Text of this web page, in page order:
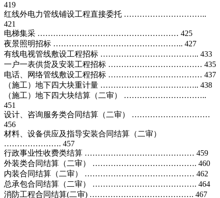
419
红线外电力管线铺设工程直接委托 …………………………..
421
电梯集采 ……………………………………………… 425
夜景照明招标 ………………………………………….. 427
有线电视管线敷设工程招标 ……………………………….. 433
一户一表供货及安装工程招标 ……………………………… 435
电话、网络管线敷设工程招标 ……………………………… 437
（施工）地下四大块重计量 ……………………………….. 438
（施工）地下四大块结算（二审） …………………………..
451
设计、咨询服务类合同结算（二审） …………………………
456
材料、设备供应及指导安装合同结算（二审）
…………………. 457
行政事业性收费类结算 …………………………………… 459
外装类合同结算（二审） …………………………………. 460
内装合同结算（二审） …………………………………… 462
总承包合同结算（二审） …………………………………. 464
消防工程合同结算(二审) …………………………………. 467